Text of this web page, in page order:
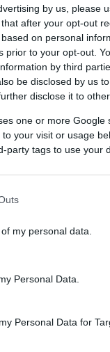
by us, please
after your opt-out
on personal
prior to your opt-out.
by third
be disclosed by us
disclose it to
one or more
your visit or usage
party tags to use your
my personal data.
Personal Data.
Personal Data for
è gratuita.
concorso e la
esclusivamente
dal Bando.
0789/26710,
qui